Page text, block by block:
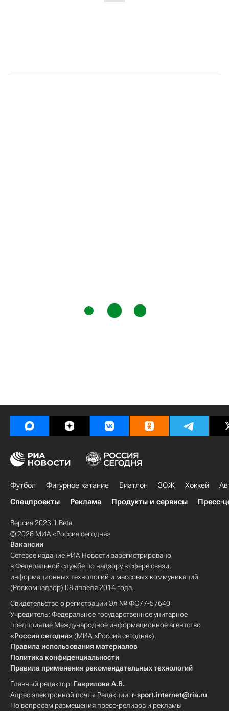
Футбол Фигурное катание Биатлон ЗОЖ Хоккей
Спецпроекты
Реклама Продукты и сервисы Пресс-
Версия 2023.1 Beta
© 2026 МИА «Россия сегодня»
Вакансии
Сетевое издание РИА Новости зарегистрировано
в Федеральной службе по надзору в сфере связи,
информационных технологий и массовых коммуникаций
(Роскомнадзор) 08 апреля 2014 года.
Свидетельство о регистрации Эл № ФС77-57640
Учредитель: Федеральное государственное унитарное
предприятие Международное информационное агентство
«Россия сегодня» (МИА «Россия сегодня»).
Правила использования материалов
Политика конфиденциальности
Правила применения рекомендательных технологий
Главный редактор: Гаврилова А.В.
Адрес электронной почты Редакции: r-sport.internet@ria.ru
По вопросам размещения пресс-релизов и рекламы